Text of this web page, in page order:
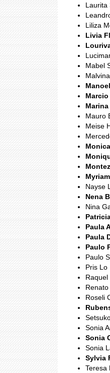
Laurita
Liliza
Livia
Mabel
Mauro
Meise
Nayse
Nena
Nina
Paula
Paula
Paulo
Paulo
Pris Lo
Raquel
Renato
Roseli
Sonia
Sonia
Sonia
Sylvia
Teresa